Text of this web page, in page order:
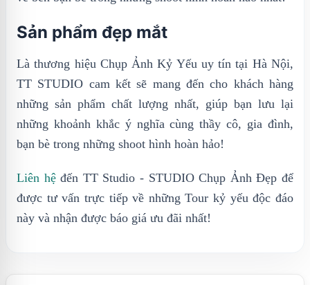
Sản phẩm đẹp mắt
Là thương hiệu Chụp Ảnh Kỷ Yếu uy tín tại Hà Nội,
TT STUDIO cam kết sẽ mang đến cho khách hàng
những sản phẩm chất lượng nhất, giúp bạn lưu lại
những khoảnh khắc ý nghĩa cùng thầy cô, gia đình,
bạn bè trong những shoot hình hoàn hảo!
Liên hệđến TT Studio - STUDIO Chụp Ảnh Đẹp để
được tư vấn trực tiếp về những Tour kỷ yếu độc đáo
này và nhận được báo giá ưu đãi nhất!